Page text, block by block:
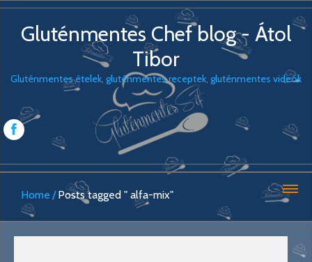
Gluténmentes Chef blog - Átol
Tibor
Gluténmentes ételek, gluténmentes receptek, gluténmentes videók
Home Posts tagged " alfa-mix"